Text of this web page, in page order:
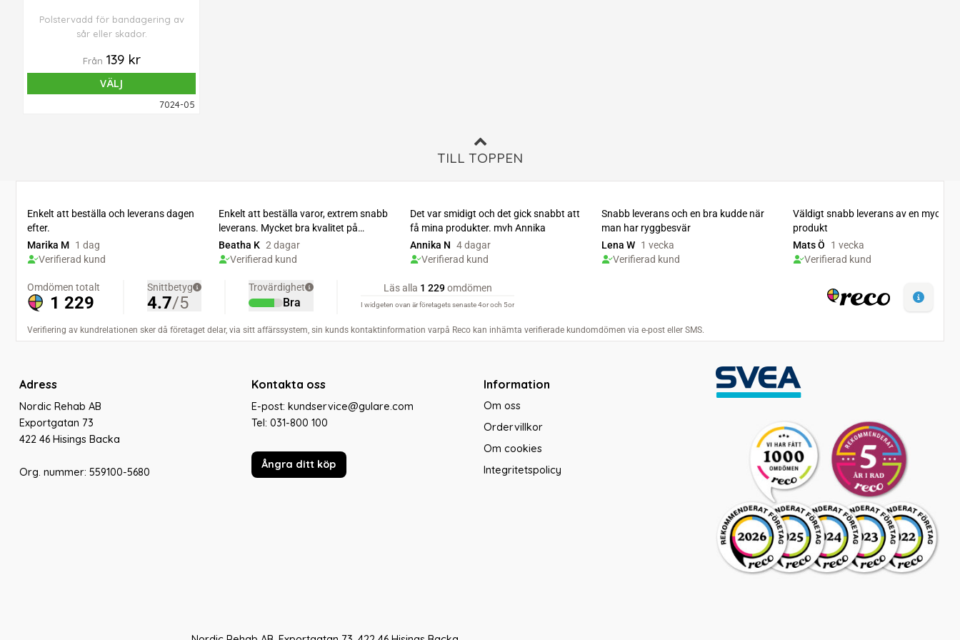
Polstervadd för bandagering av
sår eller skador.
Från 139 kr
VÄLJ
7024-05
TILL TOPPEN
Adress
Nordic Rehab AB
Exportgatan 73
422 46 Hisings Backa
Org. nummer: 559100-5680
Kontakta oss
E-post: kundservice@gulare.com
Tel: 031-800 100
Ångra ditt köp
Information
Om oss
Ordervillkor
Om cookies
Integritetspolicy